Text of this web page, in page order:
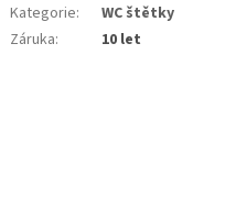
Kategorie:
WC štětky
Záruka: 10 let